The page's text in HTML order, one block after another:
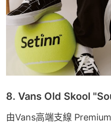
8. Vans Old Skool
由Vans高端支線